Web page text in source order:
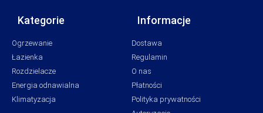
Kategorie
Ogrzewanie
Łazienka
Rozdzielacze
Energia odnawialna
Klimatyzacja
Informacje
Dostawa
Regulamin
O nas
Płatności
Polityka prywatności